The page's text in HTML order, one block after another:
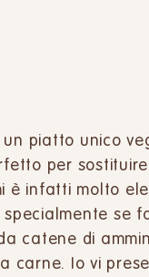
piatto unico
per
è infatti molto
se
catene di
carne. Io vi